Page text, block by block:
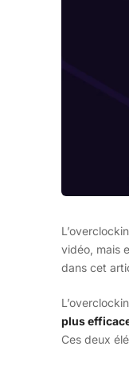
vidéo, mais
dans cet
plus
Ces deux